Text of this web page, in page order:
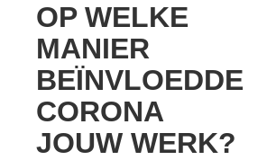
OP WELKE
MANIER
BEÏNVLOEDDE
CORONA
JOUW WERK?